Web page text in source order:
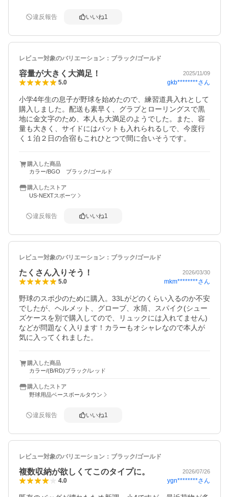
違反報告 いいね1
レビュー対象のバリエーション： ブラック/ゴールド
容量が大きく大満足！ 2025/11/09
5.0 gkb********さん
小学4年生の息子が野球を始めたので、練習道具入れとして
購入しました。配送も素早く、グラブとローリングスで黒
地に金文字のため、本人も大満足のようでした。また、容
量も大きく、サイドにはバットも入れられるしで、今度行
く１泊２日の合宿もこれひとつで間に合いそうです。
購入した商品
カラー/BGO ブラック/ゴールド
購入したストア
US-NEXTスポーツ
違反報告 いいね1
レビュー対象のバリエーション： ブラック/ゴールド
たくさん入りそう！ 2026/03/30
5.0 mkm********さん
野球のスポ少のために購入。33Lがどのくらい入るのか不安
でしたが、ヘルメット、グローブ、水筒、スパイク(シュー
ズケースを別で購入してので、リュックには入れてません)
などが問題なく入ります！カラーもオシャレなので本人が
気に入ってくれました。
購入した商品
カラー/(B/RD)ブラック/レッド
購入したストア
野球用品ベースボールタウン
違反報告 いいね1
レビュー対象のバリエーション： ブラック/ゴールド
複数収納が欲しくてこのタイプに。 2026/07/26
4.0 ygn********さん